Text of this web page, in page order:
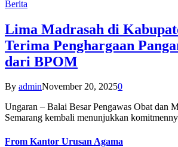
Berita
Lima Madrasah di
Terima Penghargaan
dari BPOM
By adminNovember 20, 20250
Ungaran – Balai Besar Pengawas Obat dan
Semarang kembali menunjukkan
From Kantor Urusan Agama